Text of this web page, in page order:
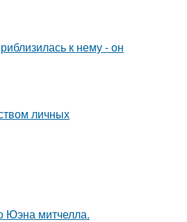
к нему - он
личных
Юэна митчелла.